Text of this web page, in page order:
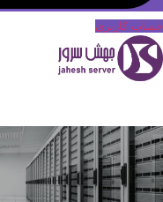
حساب کاربری